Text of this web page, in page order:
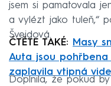
jsem si pamatovala
a vylézt jako tuleň,“
Švejdová.
ČTĚTE TAKÉ:
Masy
Auta jsou
zaplavila vtipná
Doplnila, že pokud